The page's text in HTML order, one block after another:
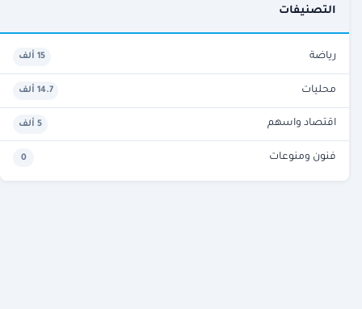
التصنيفات
رياضة 15 ألف
محليات 14.7 ألف
اقتصاد واسهم 5 ألف
فنون ومنوعات 0